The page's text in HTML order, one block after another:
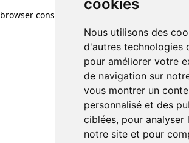
cookies
Nous utilisons des
d'autres technologies
pour améliorer votre
de navigation sur
vous montrer un
personnalisé et des
ciblées, pour analyser
notre site et pour
cookies
Nous utilisons des
d'autres technologies
pour améliorer votre
de navigation sur
vous montrer un
personnalisé et des
ciblées, pour analyser
notre site et pour
browser console for more information)